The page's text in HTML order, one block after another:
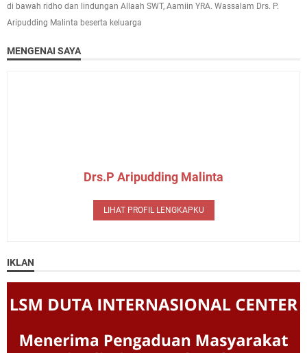
di bawah ridho dan lindungan Allaah SWT, Aamiin YRA. Wassalam Drs. P.
Aripudding Malinta beserta keluarga
MENGENAI SAYA
Drs.P Aripudding Malinta
LIHAT PROFIL LENGKAPKU
IKLAN